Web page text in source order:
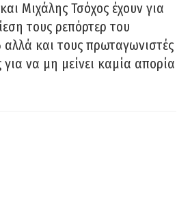
Μιχάλης Τσόχος έχουν για
τους ρεπόρτερ του
και τους πρωταγωνιστές
για να μη μείνει καμία απορία